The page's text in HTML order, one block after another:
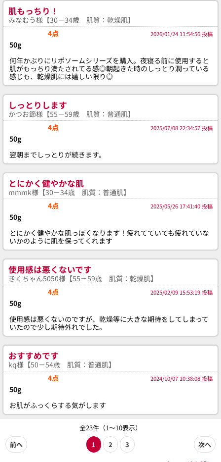
肌もっちり！
みなむう様【30－34歳 肌質：乾燥肌】
4点
2026/01/24 11:54:56 投稿
50g
何年かぶりにリポソームシリーズを購入。夜寝る前に使用すると
肌がもっちり満たされてる感◎朝起きた時のしっとり潤っている
感じも、乾燥肌には嬉しい限り◎
しっとりします
かつお節様【55－59歳 肌質：普通肌】
4点
2025/07/08 22:34:57 投稿
50g
翌朝までしっとりが続きます。
とにかく健やかな肌
mmmk様【30－34歳 肌質：普通肌】
4点
2025/05/26 17:41:40 投稿
50g
とにかく健やかな肌っぽくなります！疲れてていても疲れていな
いかのように肌を保ってくれます
使用感は悪くないです
きくちゃん5050様【55－59歳 肌質：乾燥肌】
4点
2025/02/09 15:53:19 投稿
50g
使用感は悪くないのですが、乾燥等に大きな期待をしてしまって
いたので少し期待外れでした。
おすすめです
kq様【50－54歳 肌質：普通肌】
4点
2024/10/07 10:38:08 投稿
50g
お肌がふっくらする気がします
全23件（1～10表示）
前へ
1 2 3 次へ